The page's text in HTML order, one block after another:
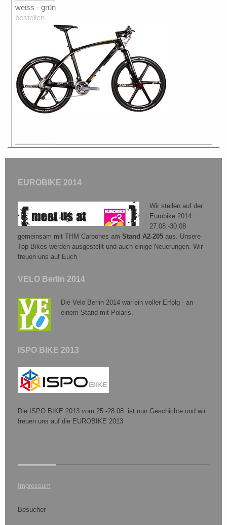
weiss - grün
bestellen
EUROBIKE 2014
Wir stellen auf der
Eurobike 2014
27.08.-30.08
gemeinsam mit THM Carbones am Stand A2-205 aus. Unsere
Top Bikes werden ausgestellt und auch einige Neuerungen. Wir
freuen uns auf Euch
VELO Berlin 2014
Die Velo Berlin 2014 war ein voller Erfolg - an
einem Stand mit Polaris.
ISPO BIKE 2013
Die ISPO BIKE 2013 vom 25.-28.08. ist nun Geschichte und wir
freuen uns auf die EUROBIKE 2013
Impressum
Besucher